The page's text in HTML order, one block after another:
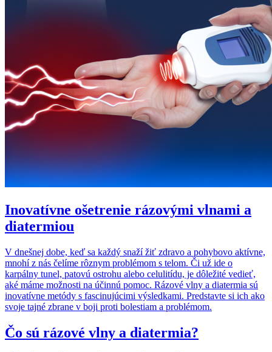
Inovatívne ošetrenie rázovými vlnami a
diatermiou
V dnešnej dobe, keď sa každý snaží žiť zdravo a pohybovo aktívne,
mnohí z nás čelíme rôznym problémom s telom. Či už ide o
karpálny tunel, patovú ostrohu alebo celulitídu, je dôležité vedieť,
aké máme možnosti na účinnú pomoc. Rázové vlny a diatermia sú
inovatívne metódy s fascinujúcimi výsledkami. Predstavte si ich ako
svoje tajné zbrane v boji proti bolestiam a problémom.
Čo sú rázové vlny a diatermia?